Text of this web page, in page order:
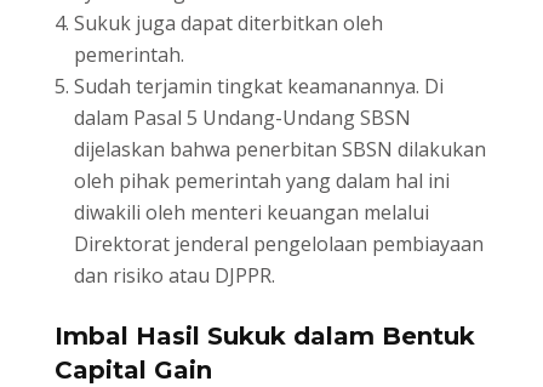
Sukuk juga dapat diterbitkan oleh
pemerintah.
Sudah terjamin tingkat keamanannya. Di
dalam Pasal 5 Undang-Undang SBSN
dijelaskan bahwa penerbitan SBSN dilakukan
oleh pihak pemerintah yang dalam hal ini
diwakili oleh menteri keuangan melalui
Direktorat jenderal pengelolaan pembiayaan
dan risiko atau DJPPR.
Imbal Hasil Sukuk dalam Bentuk
Capital Gain